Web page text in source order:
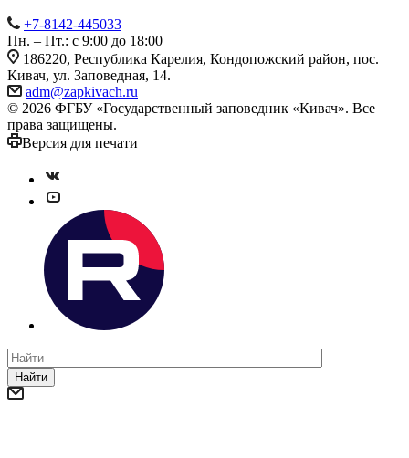
+7-8142-445033
Пн. – Пт.: с 9:00 до 18:00
186220, Республика Карелия, Кондопожский район, пос.
Кивач, ул. Заповедная, 14.
adm@zapkivach.ru
© 2026 ФГБУ «Государственный заповедник «Кивач». Все
права защищены.
Версия для печати
Найти